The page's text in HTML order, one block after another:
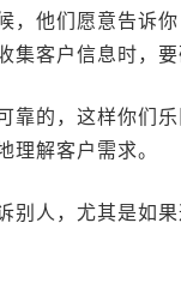
，他们愿意告诉
集客户信息时，
靠的，这样你们
解客户需求。
别人，尤其是如